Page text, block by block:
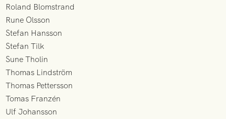
Roland Blomstrand
Rune Olsson
Stefan Hansson
Stefan Tilk
Sune Tholin
Thomas Lindström
Thomas Pettersson
Tomas Franzén
Ulf Johansson